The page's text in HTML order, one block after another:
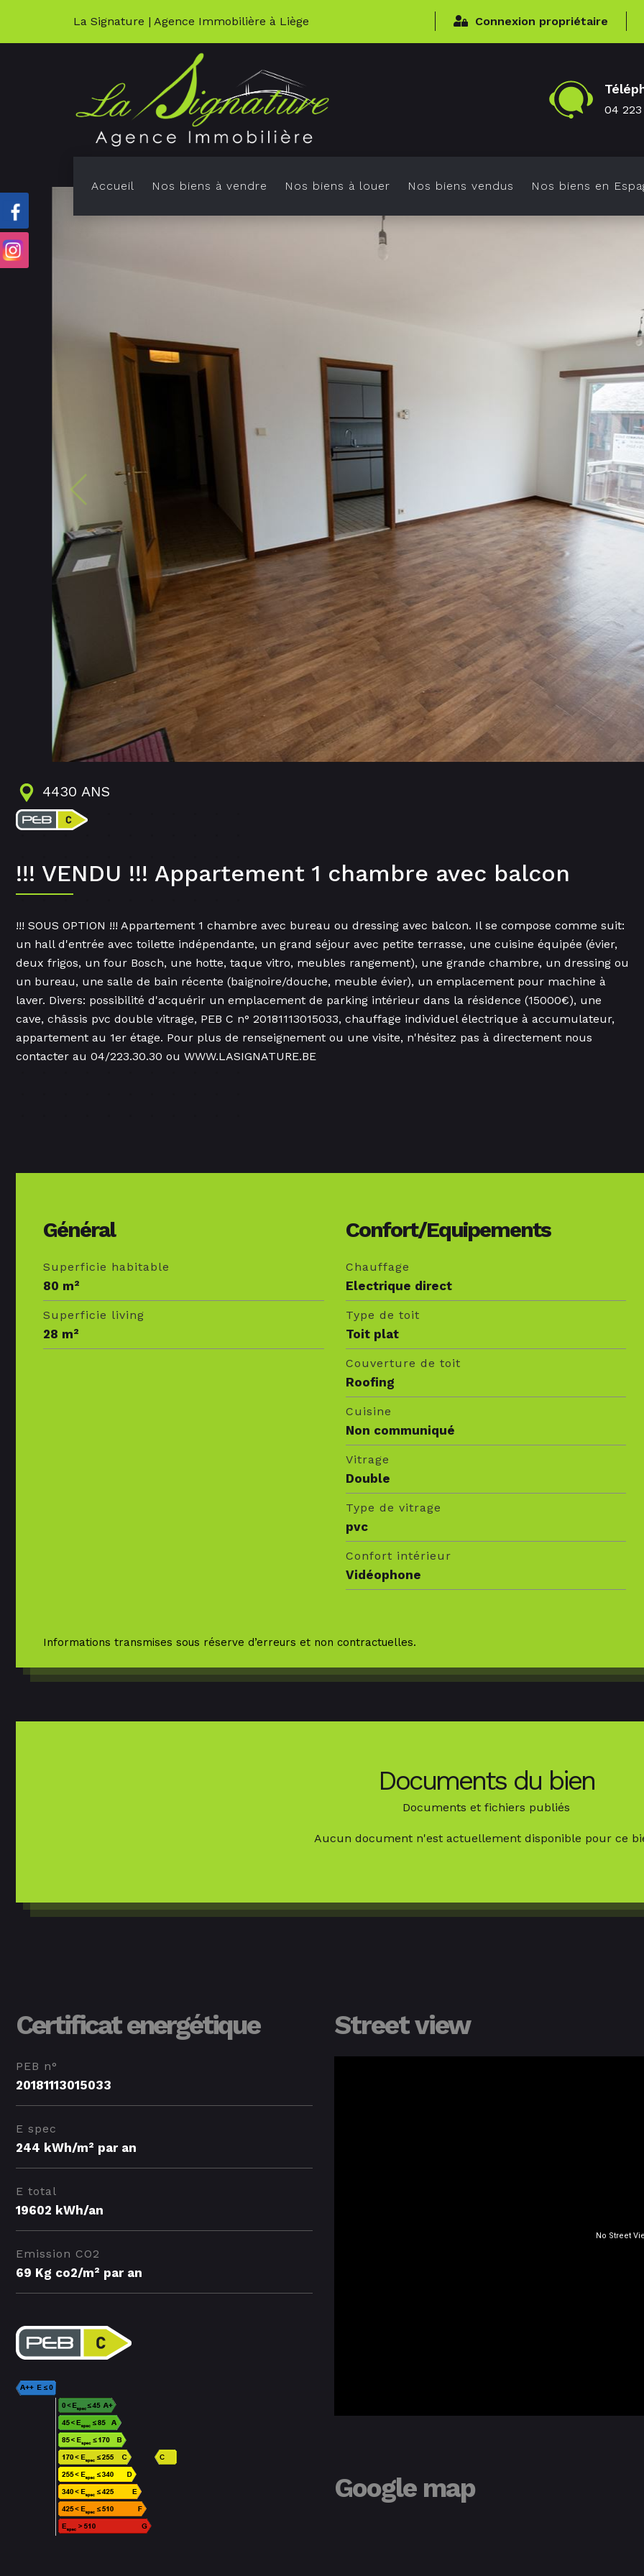
La Signature | Agence Immobilière à Liège Connexion propriétaire
04
Accueil Nos biens à vendre Nos biens à louer Nos biens vendus Nos biens en
4430 ANS
!!! VENDU !!! Appartement 1 chambre avec balcon
!!! SOUS OPTION !!! Appartement 1 chambre avec bureau ou dressing avec balcon. Il se compose comme suit:
un hall d'entrée avec toilette indépendante, un grand séjour avec petite terrasse, une cuisine équipée (évier,
deux frigos, un four Bosch, une hotte, taque vitro, meubles rangement), une grande chambre, un dressing ou
un bureau, une salle de bain récente (baignoire/douche, meuble évier), un emplacement pour machine à
laver. Divers: possibilité d'acquérir un emplacement de parking intérieur dans la résidence (15000€), une
cave, châssis pvc double vitrage, PEB C n° 20181113015033, chauffage individuel électrique à accumulateur,
appartement au 1er étage. Pour plus de renseignement ou une visite, n'hésitez pas à directement nous
contacter au 04/223.30.30 ou WWW.LASIGNATURE.BE
Général
Superficie habitable
80 m²
Superficie living
28 m²
Confort/Equipements
Chauffage
Electrique direct
Type de toit
Toit plat
Couverture de toit
Roofing
Cuisine
Non communiqué
Vitrage
Double
Type de vitrage
pvc
Confort intérieur
Vidéophone
Informations transmises sous réserve d’erreurs et non contractuelles.
Documents du bien
Documents et fichiers publiés
Aucun document n'est actuellement disponible pour ce
Certificat energétique
PEB n°
20181113015033
E spec
244 kWh/m² par an
E total
19602 kWh/an
Emission CO2
69 Kg co2/m² par an
Street view
Google map